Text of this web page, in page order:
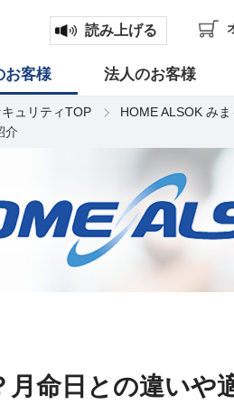
読み上げる
お客様 法人のお客様
ュリティTOP HOME ALSOK み
介
月命日との違いや